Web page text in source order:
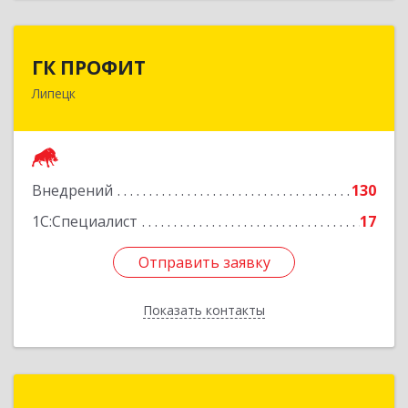
ГК ПРОФИТ
Липецк
Внедрений
130
1С:Специалист
17
Отправить заявку
Показать контакты
398001, Липецкая обл, Липецк г, Советская ул,
Отправить заявку
Назад